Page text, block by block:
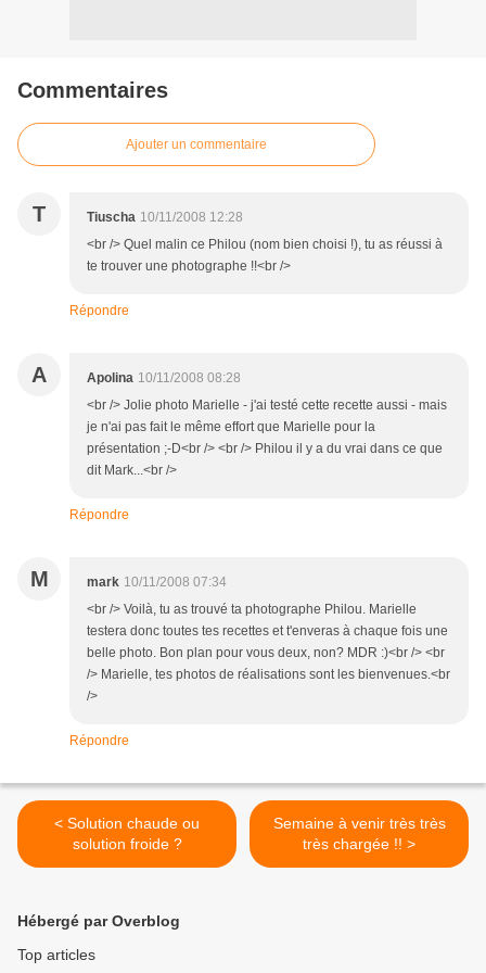
Commentaires
Ajouter un commentaire
T Tiuscha 10/11/2008 12:28
<br /> Quel malin ce Philou (nom bien choisi !), tu as réussi à
te trouver une photographe !!<br />
Répondre
A Apolina 10/11/2008 08:28
<br /> Jolie photo Marielle - j'ai testé cette recette aussi - mais
je n'ai pas fait le même effort que Marielle pour la
présentation ;-D<br /> <br /> Philou il y a du vrai dans ce que
dit Mark...<br />
Répondre
M mark 10/11/2008 07:34
<br /> Voilà, tu as trouvé ta photographe Philou. Marielle
testera donc toutes tes recettes et t'enveras à chaque fois une
belle photo. Bon plan pour vous deux, non? MDR :)<br /> <br
/> Marielle, tes photos de réalisations sont les bienvenues.<br
/>
Répondre
< Solution chaude ou
solution froide ?
Semaine à venir très très
très chargée !! >
Hébergé par Overblog
Top articles